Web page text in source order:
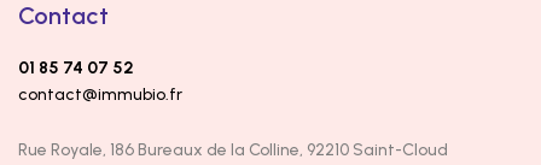
Contact
01 85 74 07 52
contact@immubio.fr
Rue Royale, 186 Bureaux de la Colline, 92210 Saint-Cloud